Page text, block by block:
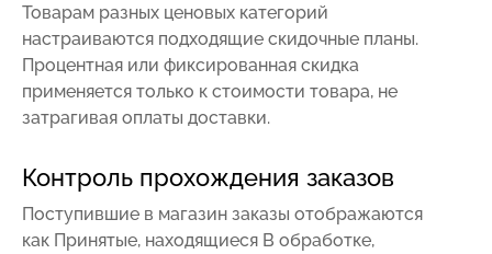
Товарам разных ценовых категорий
настраиваются подходящие скидочные планы.
Процентная или фиксированная скидка
применяется только к стоимости товара, не
затрагивая оплаты доставки.
Контроль прохождения заказов
Поступившие в магазин заказы отображаются
как Принятые, находящиеся В обработке,